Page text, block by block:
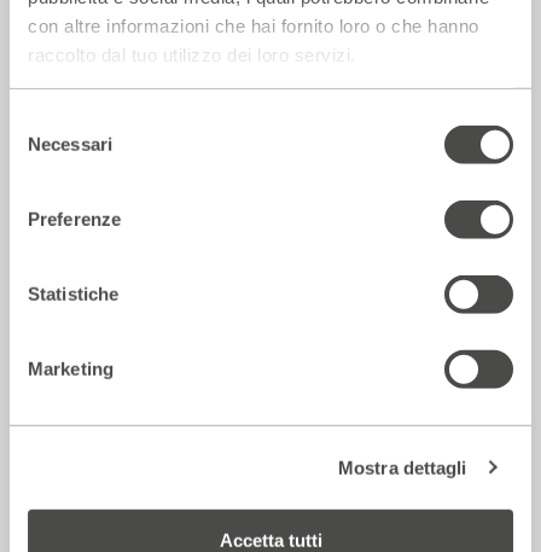
con altre informazioni che hai fornito loro o che hanno
raccolto dal tuo utilizzo dei loro servizi.
delNecessari
Preferenze
Statistiche
Marketing
Mostra dettagli
Accetta tutti
Corriere della sera – Io, tra Ferragni e
Frassica